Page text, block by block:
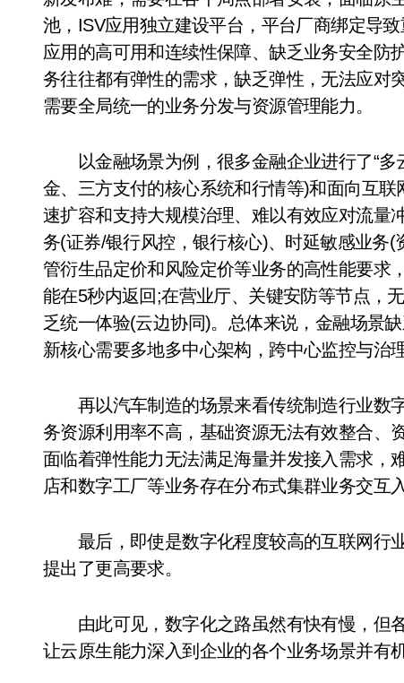
池，ISV应用独立建设平台，平台厂商绑定导
应用的高可用和连续性保障、缺乏业务安全防
务往往都有弹性的需求，缺乏弹性，无法应对
需要全局统一的业务分发与资源管理能力。
以金融场景为例，很多金融企业进行了“多
金、三方支付的核心系统和行情等)和面向互
速扩容和支持大规模治理、难以有效应对流量
务(证券/银行风控，银行核心)、时延敏感业务
管衍生品定价和风险定价等业务的高性能要求
能在5秒内返回;在营业厅、关键安防等节点，
乏统一体验(云边协同)。总体来说，金融场景
新核心需要多地多中心架构，跨中心监控与治
再以汽车制造的场景来看传统制造行业数
务资源利用率不高，基础资源无法有效整合、
面临着弹性能力无法满足海量并发接入需求，
店和数字工厂等业务存在分布式集群业务交互
最后，即使是数字化程度较高的互联网行
提出了更高要求。
由此可见，数字化之路虽然有快有慢，但
让云原生能力深入到企业的各个业务场景并有